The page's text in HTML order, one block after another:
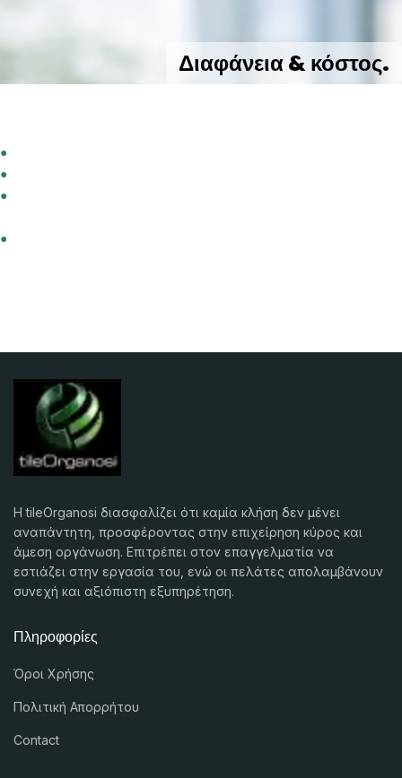
Διαφάνεια & κόστος.
●
●
●
●
Η tileOrganosi διασφαλίζει ότι καμία κλήση δεν μένει
αναπάντητη, προσφέροντας στην επιχείρηση κύρος και
άμεση οργάνωση. Επιτρέπει στον επαγγελματία να
εστιάζει στην εργασία του, ενώ οι πελάτες απολαμβάνουν
συνεχή και αξιόπιστη εξυπηρέτηση.
Πληροφορίες
Όροι Χρήσης
Πολιτική Απορρήτου
Contact